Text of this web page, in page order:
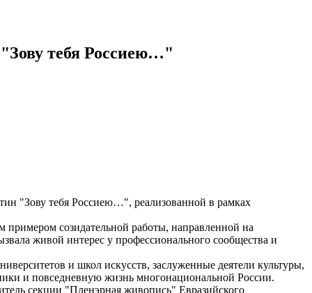
тебя Россиею…"
"Зову тебя Россиею…", реализованной в рамках
созидательной работы, направленной на
живой интерес у профессионального сообщества и
и школ искусств, заслуженные деятели культуры,
и повседневную жизнь многонациональной России.
секции "Пленэрная живопись" Евразийского